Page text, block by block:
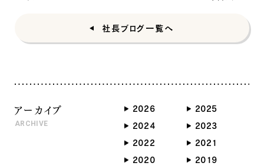
ナチュラル
ヴィンテージ
社長ブログ一覧へ
アーカイブ
ARCHIVE
2026
2025
2024
2023
2022
2021
2020
2019